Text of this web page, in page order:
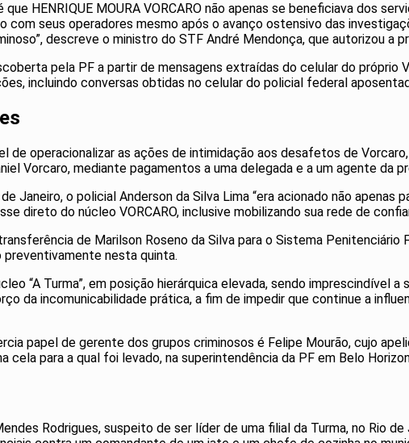
HENRIQUE MOURA VORCARO não apenas se beneficiava dos
com seus operadores mesmo após o avanço ostensivo das
descreve o ministro do STF André Mendonça, que autorizou a
pela PF a partir de mensagens extraídas do celular do próprio
incluindo conversas obtidas no celular do policial federal
de operacionalizar as ações de intimidação aos desafetos de
Vorcaro, mediante pagamentos a uma delegada e a um agente da
Janeiro, o policial Anderson da Silva Lima “era acionado não
direto do núcleo VORCARO, inclusive mobilizando sua rede de
de Marilson Roseno da Silva para o Sistema Penitenciário
nesta quinta.
“A Turma”, em posição hierárquica elevada, sendo imprescindível
da incomunicabilidade prática, a fim de impedir que continue a
papel de gerente dos grupos criminosos é Felipe Mourão, cujo
cela para a qual foi levado, na superintendência da PF em Belo
Rodrigues, suspeito de ser líder de uma filial da Turma, no Rio